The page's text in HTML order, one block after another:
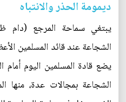
ديمومة الحذر والانتباه
يبتغي سماحة المرجع (دام
الشجاعة عند قائد المسلمين
يضع قادة المسلمين اليوم
الشجاعة بمجالات عدة، منها